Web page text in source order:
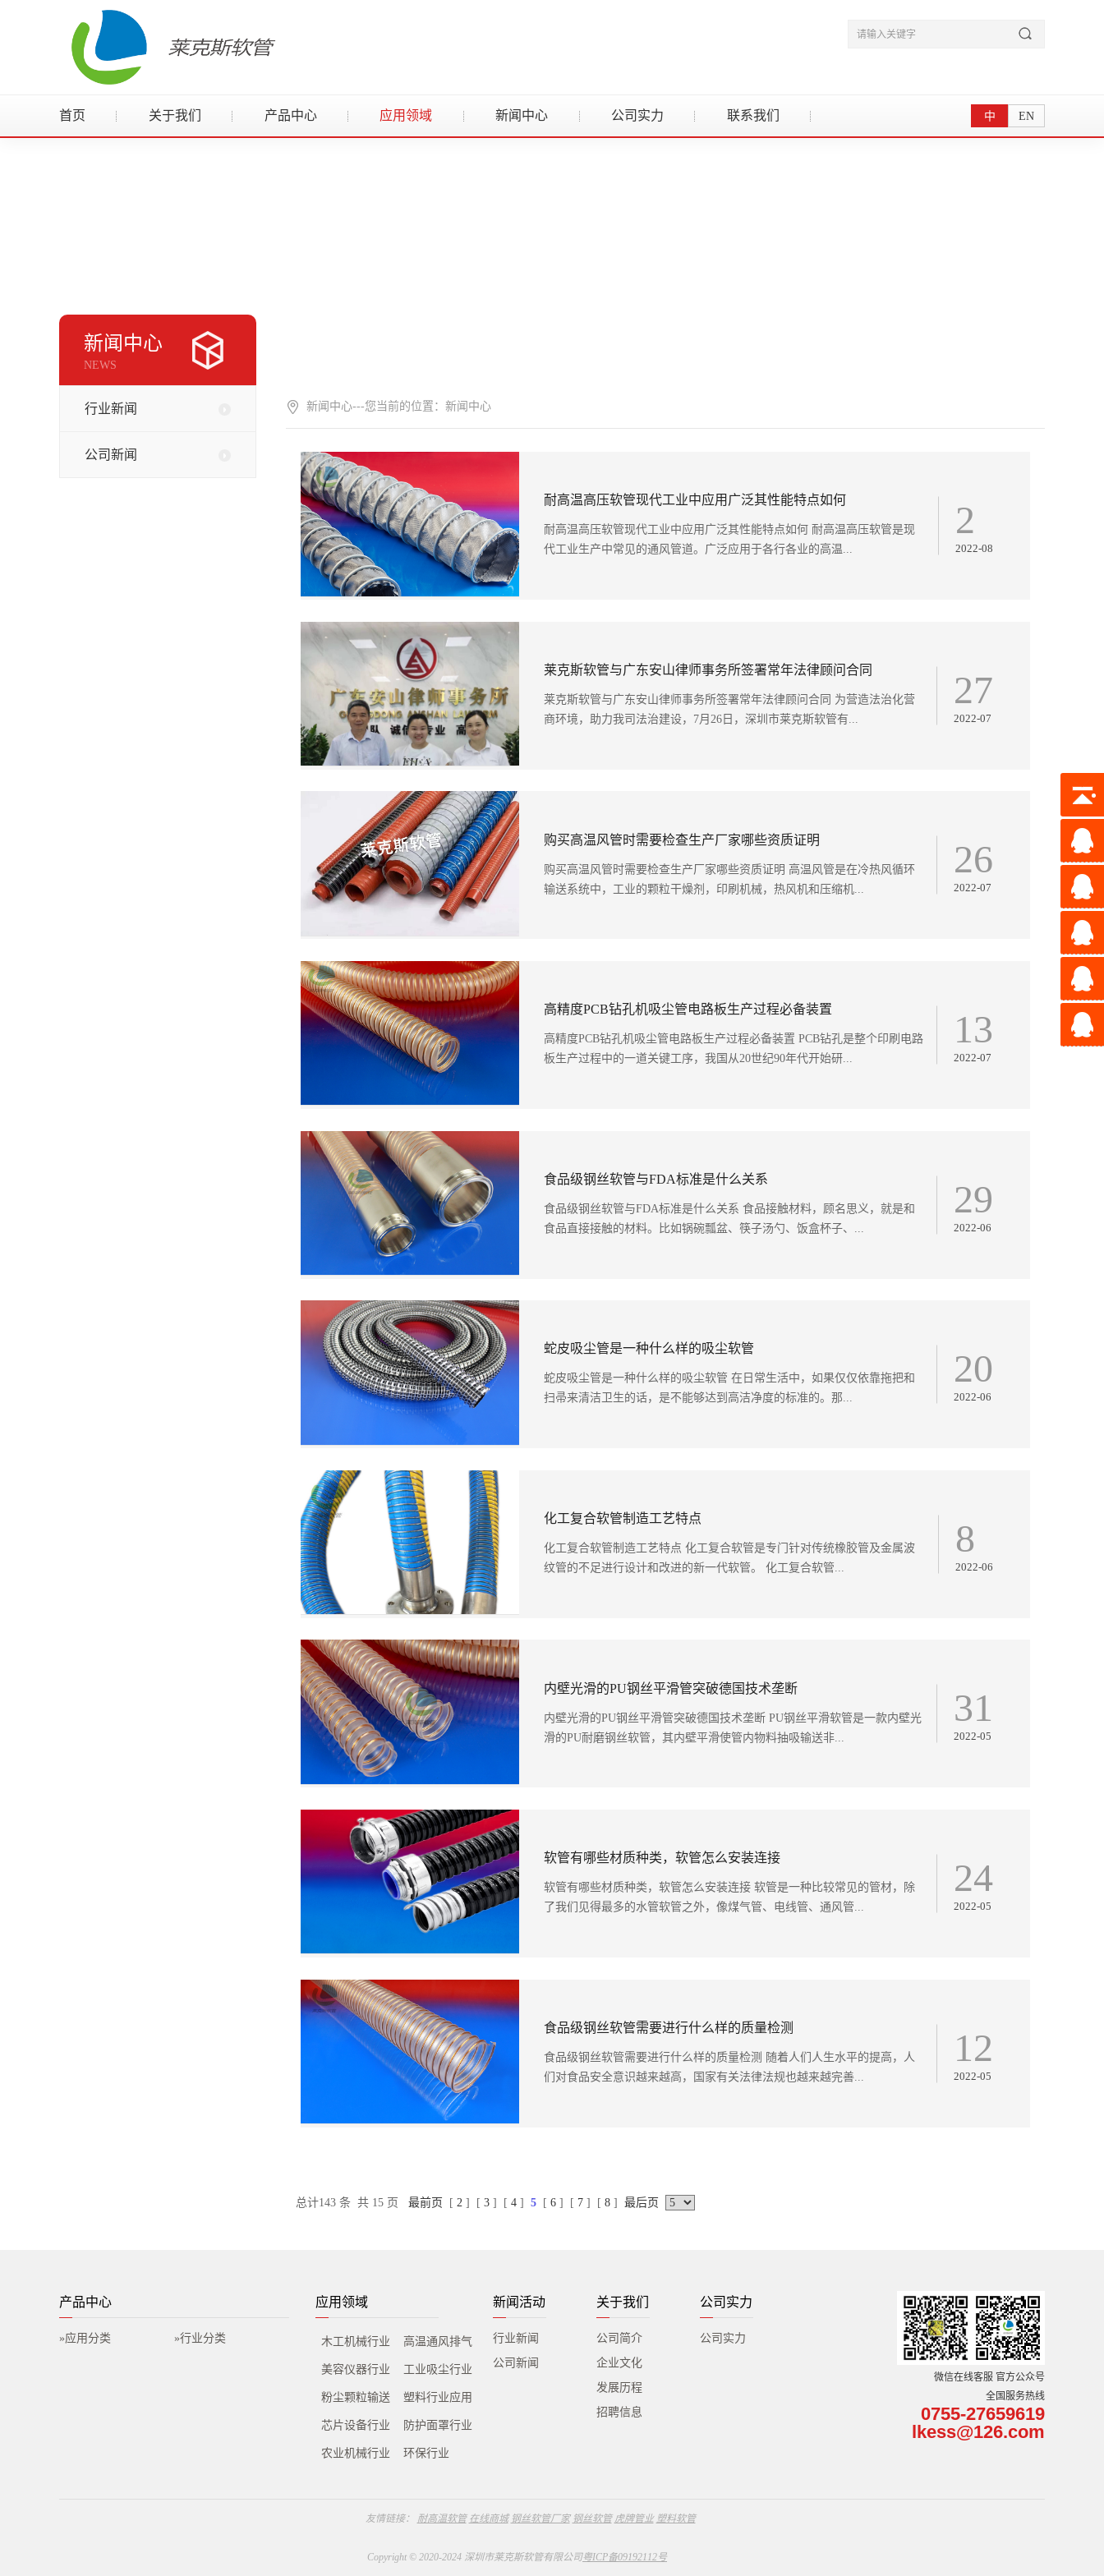
中 EN
首页 关于我们 产品中心 应用领域 新闻中心 公司实力 联系我们
新闻中心
NEWS
行业新闻
公司新闻
新闻中心---您当前的位置： 新闻中心
2
2022-08
耐高温高压软管现代工业中应用广泛其性能特点如何
耐高温高压软管现代工业中应用广泛其性能特点如何 耐高温高压软管是现
代工业生产中常见的通风管道。广泛应用于各行各业的高温...
27
2022-07
莱克斯软管与广东安山律师事务所签署常年法律顾问合同
莱克斯软管与广东安山律师事务所签署常年法律顾问合同 为营造法治化营
商环境，助力我司法治建设，7月26日，深圳市莱克斯软管有...
26
2022-07
购买高温风管时需要检查生产厂家哪些资质证明
购买高温风管时需要检查生产厂家哪些资质证明 高温风管是在冷热风循环
输送系统中，工业的颗粒干燥剂，印刷机械，热风机和压缩机...
13
2022-07
高精度PCB钻孔机吸尘管电路板生产过程必备装置
高精度PCB钻孔机吸尘管电路板生产过程必备装置 PCB钻孔是整个印刷电路
板生产过程中的一道关键工序，我国从20世纪90年代开始研...
29
2022-06
食品级钢丝软管与FDA标准是什么关系
食品级钢丝软管与FDA标准是什么关系 食品接触材料，顾名思义，就是和
食品直接接触的材料。比如锅碗瓢盆、筷子汤勺、饭盒杯子、...
20
2022-06
蛇皮吸尘管是一种什么样的吸尘软管
蛇皮吸尘管是一种什么样的吸尘软管 在日常生活中，如果仅仅依靠拖把和
扫帚来清洁卫生的话，是不能够达到高洁净度的标准的。那...
8
2022-06
化工复合软管制造工艺特点
化工复合软管制造工艺特点 化工复合软管是专门针对传统橡胶管及金属波
纹管的不足进行设计和改进的新一代软管。 化工复合软管...
31
2022-05
内壁光滑的PU钢丝平滑管突破德国技术垄断
内壁光滑的PU钢丝平滑管突破德国技术垄断 PU钢丝平滑软管是一款内壁光
滑的PU耐磨钢丝软管，其内壁平滑使管内物料抽吸输送非...
24
2022-05
软管有哪些材质种类，软管怎么安装连接
软管有哪些材质种类，软管怎么安装连接 软管是一种比较常见的管材，除
了我们见得最多的水管软管之外，像煤气管、电线管、通风管...
12
2022-05
食品级钢丝软管需要进行什么样的质量检测
食品级钢丝软管需要进行什么样的质量检测 随着人们人生水平的提高，人
们对食品安全意识越来越高，国家有关法律法规也越来越完善...
总计143 条 共 15 页 最前页 [ 2 ] [ 3 ] [ 4 ] 5 [ 6 ] [ 7 ] [ 8 ] 最后页
微信在线客服 官方公众号
全国服务热线
0755-27659619
lkess@126.com
产品中心
»应用分类 »行业分类
应用领域
木工机械行业 高温通风排气
美容仪器行业 工业吸尘行业
粉尘颗粒输送 塑料行业应用
芯片设备行业 防护面罩行业
农业机械行业 环保行业
新闻活动
行业新闻
公司新闻
关于我们
公司简介
企业文化
发展历程
招聘信息
公司实力
公司实力
友情链接： 耐高温软管 在线商城 钢丝软管厂家 钢丝软管 虎牌管业 塑料软管
Copyright © 2020-2024 深圳市莱克斯软管有限公司粤ICP备09192112号